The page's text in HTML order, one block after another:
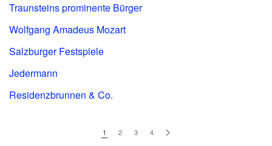
Traunsteins prominente Bürger
Wolfgang Amadeus Mozart
Salzburger Festspiele
Jedermann
Residenzbrunnen & Co.
1 2 3 4